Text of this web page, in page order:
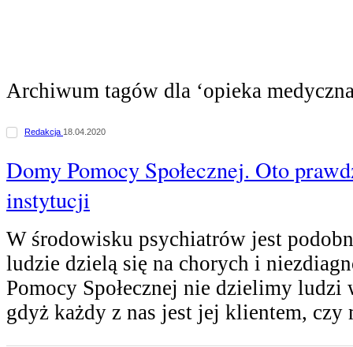
Archiwum tagów dla ‘opieka
Redakcja 18.04.2020
Domy Pomocy Społecznej. Oto
instytucji
W środowisku psychiatrów jest
ludzie dzielą się na chorych i
Pomocy Społecznej nie dzielimy ludzi
gdyż każdy z nas jest jej klientem, czy